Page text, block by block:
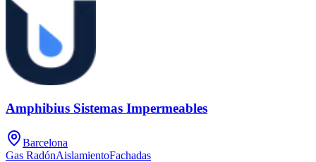
Amphibius Sistemas Impermeables
Barcelona
Gas RadónAislamientoFachadas